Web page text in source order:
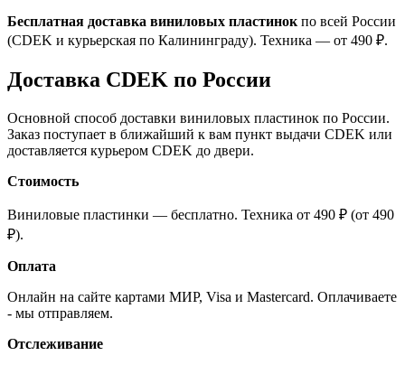
Бесплатная доставка виниловых пластинок по всей России
(CDEK и курьерская по Калининграду). Техника — от 490 ₽.
Доставка CDEK по России
Основной способ доставки виниловых пластинок по России.
Заказ поступает в ближайший к вам пункт выдачи CDEK или
доставляется курьером CDEK до двери.
Стоимость
Виниловые пластинки — бесплатно. Техника от 490 ₽ (от 490
₽).
Оплата
Онлайн на сайте картами МИР, Visa и Mastercard. Оплачиваете
- мы отправляем.
Отслеживание